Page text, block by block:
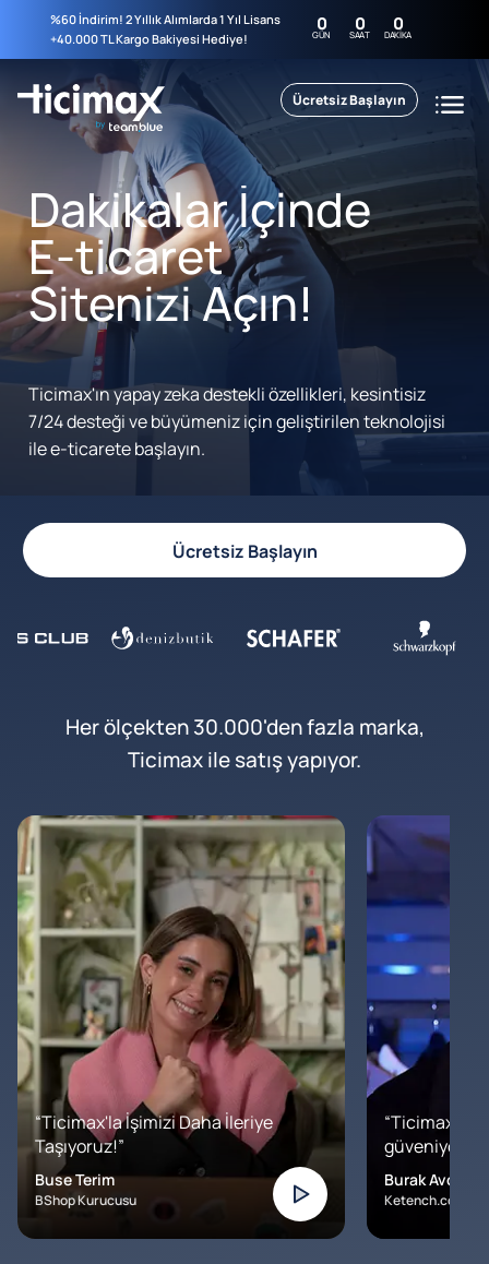
%60 İndirim! 2 Yıllık Alımlarda 1 Yıl Lisans
+40.000 TL Kargo Bakiyesi Hediye!
0
GÜN 0
SAAT 0
DAKIKA
Ücretsiz Başlayın
Dakikalar İçinde
E-ticaret
Sitenizi Açın!
Ticimax'ın yapay zeka destekli özellikleri, kesintisiz
7/24 desteği ve büyümeniz için geliştirilen teknolojisi
ile e-ticarete başlayın.
Ücretsiz Başlayın
Her ölçekten 30.000'den fazla marka,
Ticimax ile satış yapıyor.
“Ticimax'la İşimizi Daha İleriye
Taşıyoruz!”
Buse Terim
BShop Kurucusu
“Ticimax'a
Burak Avcılar
Ketench.com –